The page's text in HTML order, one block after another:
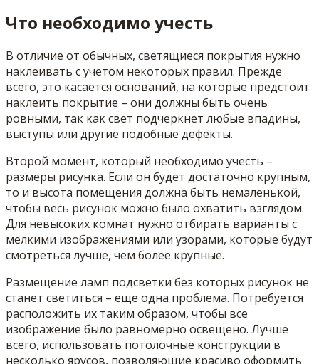
Что необходимо учесть
В отличие от обычных, светящиеся покрытия нужно
наклеивать с учетом некоторых правил. Прежде
всего, это касается оснований, на которые предстоит
наклеить покрытие – они должны быть очень
ровными, так как свет подчеркнет любые впадины,
выступы или другие подобные дефекты.
Второй момент, который необходимо учесть –
размеры рисунка. Если он будет достаточно крупным,
то и высота помещения должна быть немаленькой,
чтобы весь рисунок можно было охватить взглядом.
Для невысоких комнат нужно отбирать варианты с
мелкими изображениями или узорами, которые будут
смотреться лучше, чем более крупные.
Размещение ламп подсветки без которых рисунок не
станет светиться – еще одна проблема. Потребуется
расположить их таким образом, чтобы все
изображение было равномерно освещено. Лучше
всего, использовать потолочные конструкции в
несколько ярусов, позволяющие красиво оформить